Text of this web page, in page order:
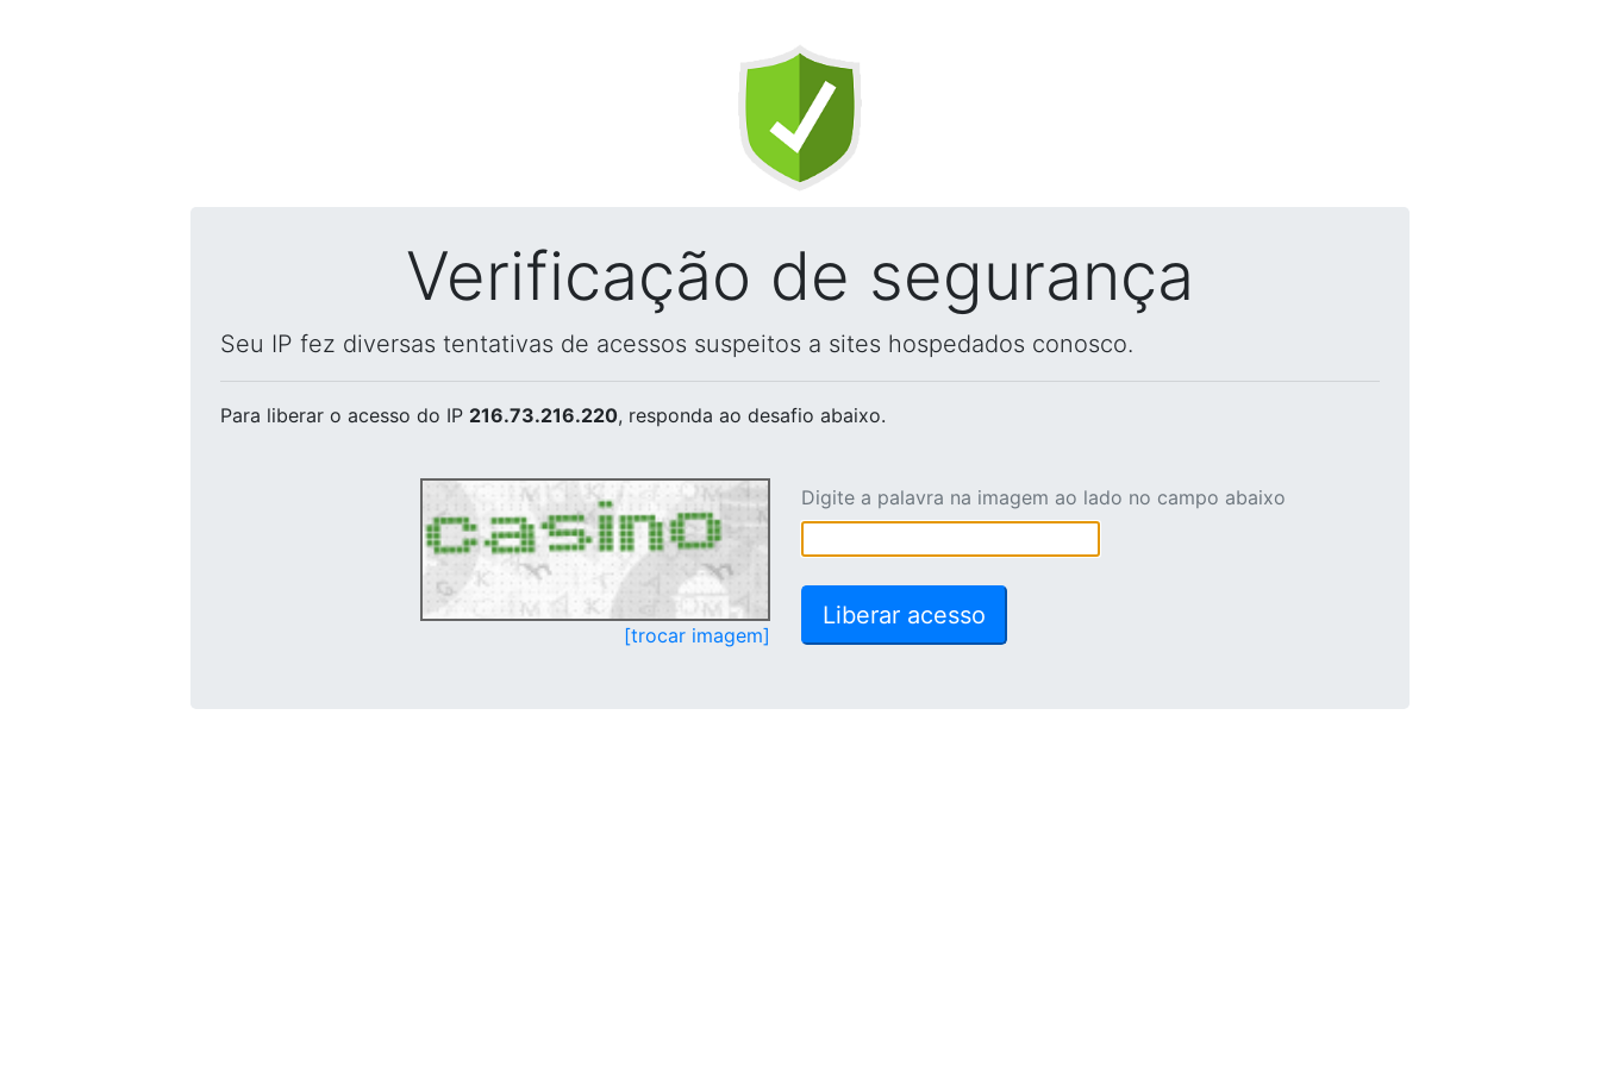
Verificação de segurança
Seu IP fez diversas tentativas de acessos suspeitos a sites hospedados conosco.
Para liberar o acesso do IP 216.73.216.220, responda ao desafio abaixo.
[trocar imagem]
Digite a palavra na imagem ao lado no campo abaixo